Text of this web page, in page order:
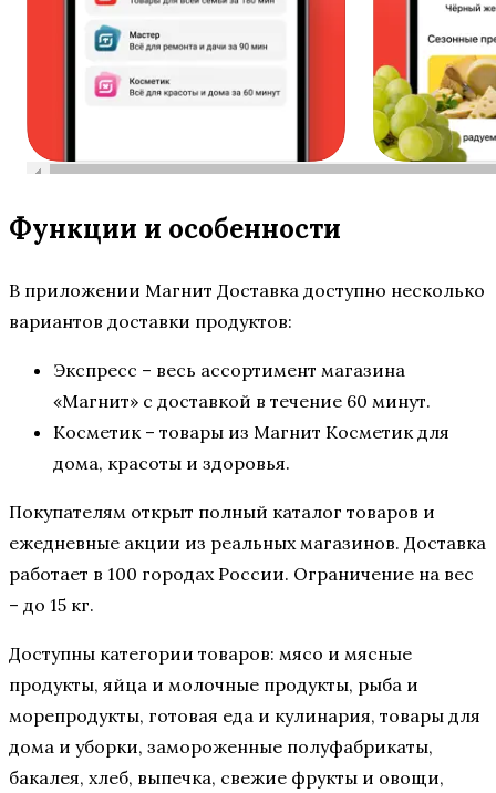
Функции и особенности
В приложении Магнит Доставка доступно несколько
вариантов доставки продуктов:
Экспресс – весь ассортимент магазина
«Магнит» с доставкой в течение 60 минут.
Косметик – товары из Магнит Косметик для
дома, красоты и здоровья.
Покупателям открыт полный каталог товаров и
ежедневные акции из реальных магазинов. Доставка
работает в 100 городах России. Ограничение на вес
– до 15 кг.
Доступны категории товаров: мясо и мясные
продукты, яйца и молочные продукты, рыба и
морепродукты, готовая еда и кулинария, товары для
дома и уборки, замороженные полуфабрикаты,
бакалея, хлеб, выпечка, свежие фрукты и овощи,